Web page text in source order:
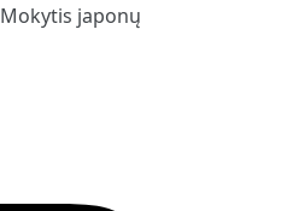
Mokytis japonų